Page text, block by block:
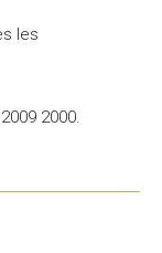
les
2000.